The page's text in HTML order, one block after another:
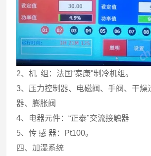
2、机 组：法国“泰康"制冷机组。
3、压力控制器、电磁阀、手阀、干燥
器、膨胀阀
4、电器元件：“正泰"交流接触器
5、传 感 器：Pt100。
四、加湿系统